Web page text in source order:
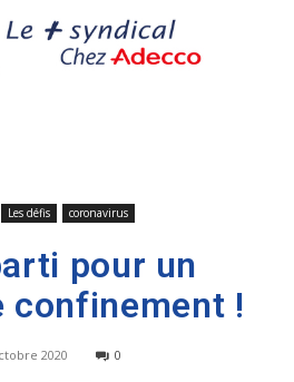
Les défis coronavirus
pour un
confinement !
2020 0